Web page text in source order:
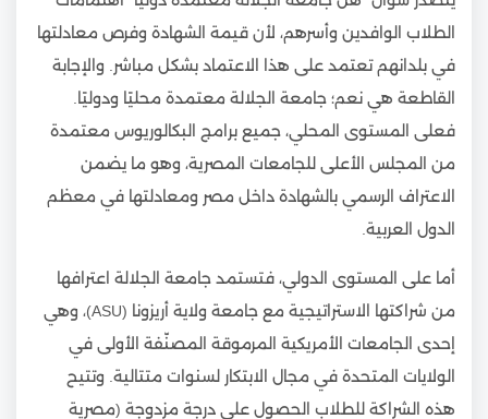
الطلاب الوافدين وأسرهم، لأن قيمة الشهادة وفرص معادلتها
في بلدانهم تعتمد على هذا الاعتماد بشكل مباشر. والإجابة
القاطعة هي نعم؛ جامعة الجلالة معتمدة محليًا ودوليًا.
فعلى المستوى المحلي، جميع برامج البكالوريوس معتمدة
من المجلس الأعلى للجامعات المصرية، وهو ما يضمن
الاعتراف الرسمي بالشهادة داخل مصر ومعادلتها في معظم
الدول العربية.
أما على المستوى الدولي، فتستمد جامعة الجلالة اعترافها
من شراكتها الاستراتيجية مع جامعة ولاية أريزونا (ASU)، وهي
إحدى الجامعات الأمريكية المرموقة المصنّفة الأولى في
الولايات المتحدة في مجال الابتكار لسنوات متتالية. وتتيح
هذه الشراكة للطلاب الحصول على درجة مزدوجة (مصرية